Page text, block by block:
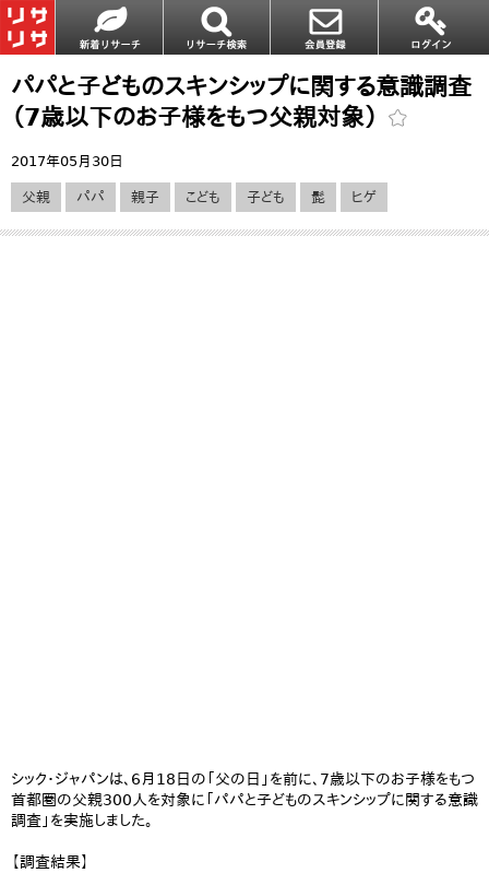
パパと子どものスキンシップに関する意識調査
（7歳以下のお子様をもつ父親対象）
2017年05月30日
父親 パパ 親子 こども 子ども 髭 ヒゲ
シック・ジャパンは、6月18日の「父の日」を前に、7歳以下のお子様をもつ
首都圏の父親300人を対象に「パパと子どものスキンシップに関する意識
調査」を実施しました。
【調査結果】